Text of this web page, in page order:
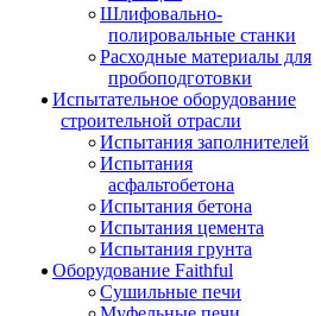
Шлифовально-
полировальные станки
Расходные материалы для
пробоподготовки
Испытательное оборудование
строительной отрасли
Испытания заполнителей
Испытания
асфальтобетона
Испытания бетона
Испытания цемента
Испытания грунта
Оборудование Faithful
Сушильные печи